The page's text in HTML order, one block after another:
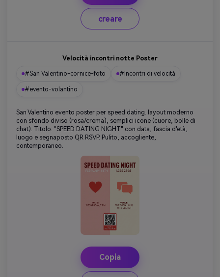
creare
Velocità incontri notte Poster
#San Valentino-cornice-foto #Incontri di velocità
#evento-volantino
San Valentino evento poster per speed dating. layout moderno
con sfondo diviso (rosa/crema), semplici icone (cuore, bolle di
chat). Titolo: "SPEED DATING NIGHT" con data, fascia d'età,
luogo e segnaposto QR RSVP. Pulito, accogliente,
contemporaneo.
Copia